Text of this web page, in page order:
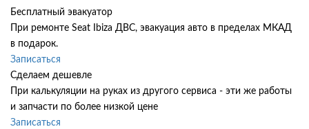
Бесплатный эвакуатор
При ремонте Seat Ibiza ДВС, эвакуация авто в пределах МКАД
в подарок.
Записаться
Сделаем дешевле
При калькуляции на руках из другого сервиса - эти же работы
и запчасти по более низкой цене
Записаться